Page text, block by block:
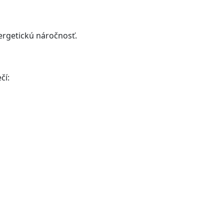
náročnosť.